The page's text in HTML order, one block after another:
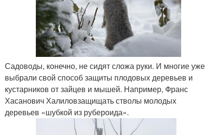
Садоводы, конечно, не сидят сложа руки. И многие уже
выбрали свой способ защиты плодовых деревьев и
кустарников от зайцев и мышей. Например, Франс
Хасанович Халиловзащищать стволы молодых
деревьев «шубкой из рубероида».